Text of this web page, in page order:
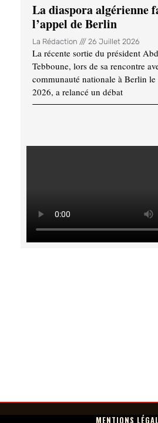
La diaspora algérienne
l’appel de Berlin
La Rédaction 26 Juillet 2026
La récente sortie du président
Tebboune, lors de sa rencontre
communauté nationale à Berlin
2026, a relancé un débat
MENTIONS